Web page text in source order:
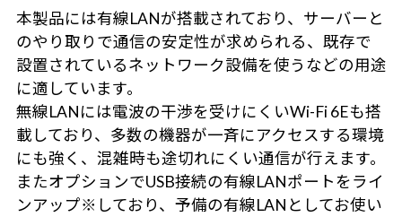
本製品には有線LANが搭載されており、サーバーと
のやり取りで通信の安定性が求められる、既存で
設置されているネットワーク設備を使うなどの用途
に適しています。
無線LANには電波の干渉を受けにくいWi-Fi 6Eも搭
載しており、多数の機器が一斉にアクセスする環境
にも強く、混雑時も途切れにくい通信が行えます。
またオプションでUSB接続の有線LANポートをライ
ンアップ※しており、予備の有線LANとしてお使い